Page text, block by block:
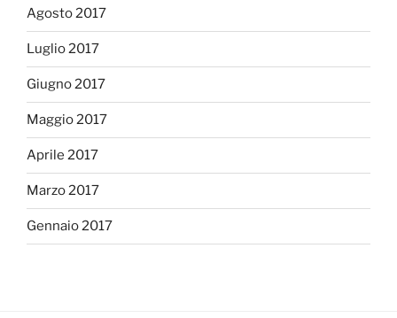
Agosto 2017
Luglio 2017
Giugno 2017
Maggio 2017
Aprile 2017
Marzo 2017
Gennaio 2017